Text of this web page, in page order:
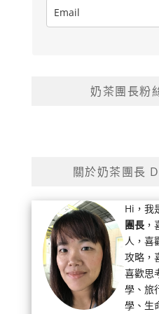
奶茶團長粉
關於奶茶團長
Hi，我
團長
人，喜
攻略，
喜歡思
學、旅
學、生